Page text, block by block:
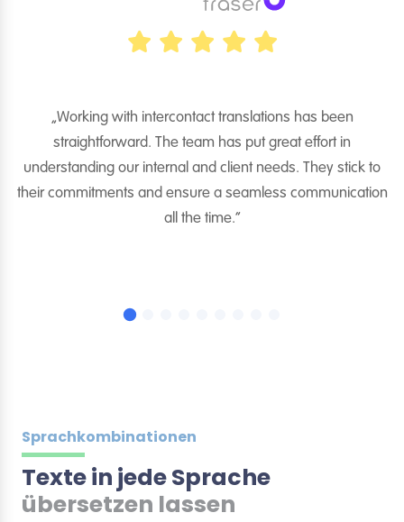
„Working with intercontact translations has been
straightforward. The team has put great effort in
understanding our internal and client needs. They stick to
their commitments and ensure a seamless communication
all the time.“
Sprachkombinationen
Texte in jede Sprache
übersetzen lassen